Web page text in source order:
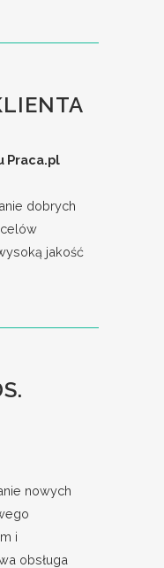
Praca.pl
dobrych
jakość
nowych
i
obsługa